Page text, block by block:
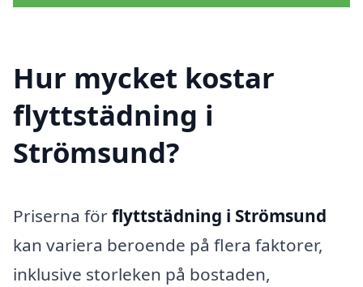
Hur mycket kostar
flyttstädning i
Strömsund?
Priserna förflyttstädning i Strömsund
kan variera beroende på flera faktorer,
inklusive storleken på bostaden,